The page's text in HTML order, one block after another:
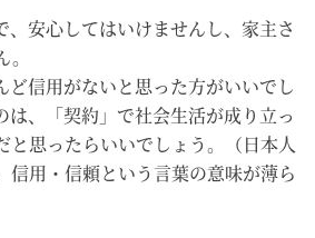
安心してはいけませんし、家主さ
ど信用がないと思った方がいいでし
は、「契約」で社会生活が成り立っ
と思ったらいいでしょう。（日本人
信用・信頼という言葉の意味が薄ら